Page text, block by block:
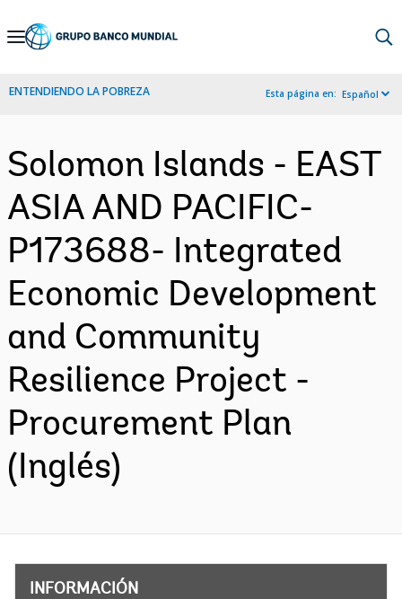
Skip
Navigation
ENTENDIENDO LA POBREZA Esta página en: Español
Solomon Islands - EAST
ASIA AND PACIFIC-
P173688- Integrated
Economic Development
and Community
Resilience Project -
Procurement Plan
(Inglés)
INFORMACIÓN